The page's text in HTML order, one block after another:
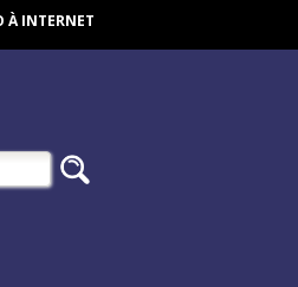
À INTERNET